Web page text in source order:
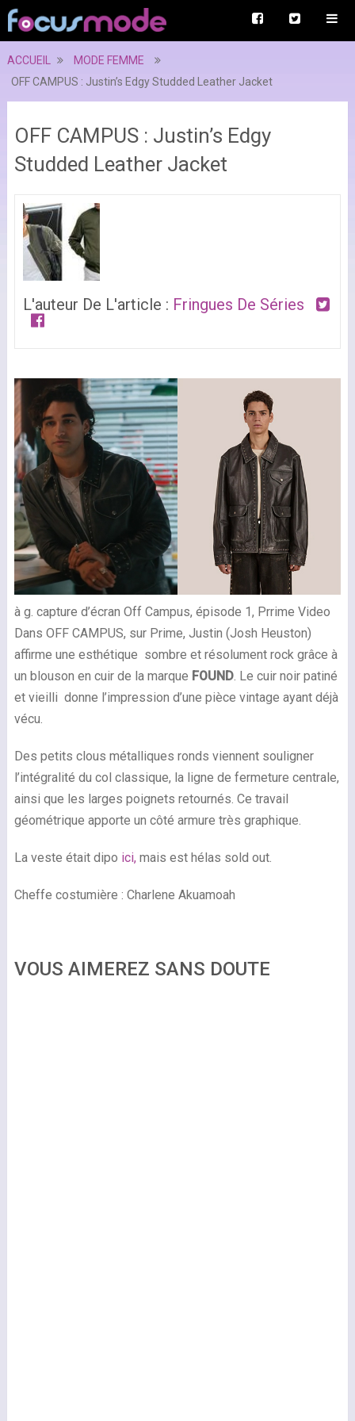
ACCUEIL
MODE FEMME
OFF CAMPUS : Justin’s Edgy Studded Leather Jacket
OFF CAMPUS : Justin’s Edgy
Studded Leather Jacket
L'auteur De L'article : Fringues De Séries
à g. capture d’écran Off Campus, épisode 1, Prrime Video
Dans OFF CAMPUS, sur Prime, Justin (Josh Heuston)
affirme une esthétique sombre et résolument rock grâce à
un blouson en cuir de la marque FOUND. Le cuir noir patiné
et vieilli donne l’impression d’une pièce vintage ayant déjà
vécu.
Des petits clous métalliques ronds viennent souligner
l’intégralité du col classique, la ligne de fermeture centrale,
ainsi que les larges poignets retournés. Ce travail
géométrique apporte un côté armure très graphique.
La veste était dipo ici,mais est hélas sold out.
Cheffe costumière : Charlene Akuamoah
VOUS AIMEREZ SANS DOUTE